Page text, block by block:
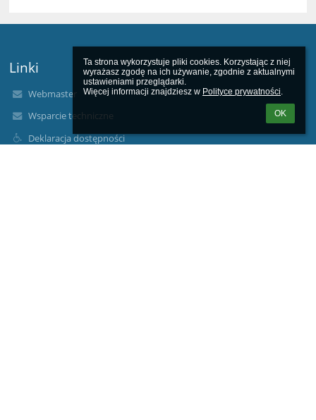
Ta strona wykorzystuje pliki cookies. Korzystając z niej
wyrażasz zgodę na ich używanie, zgodnie z aktualnymi
ustawieniami przeglądarki.
Więcej informacji znajdziesz w Polityce prywatności.
OK
Linki
Webmaster
Wsparcie techniczne
Deklaracja dostępności